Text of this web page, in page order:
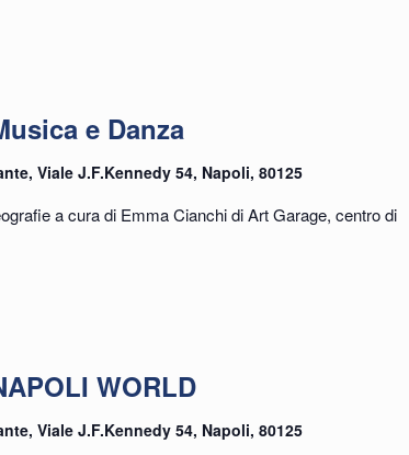
e Danza
Viale J.F.Kennedy 54, Napoli, 80125
a cura di Emma Cianchi di Art Garage, centro di
WORLD
Viale J.F.Kennedy 54, Napoli, 80125